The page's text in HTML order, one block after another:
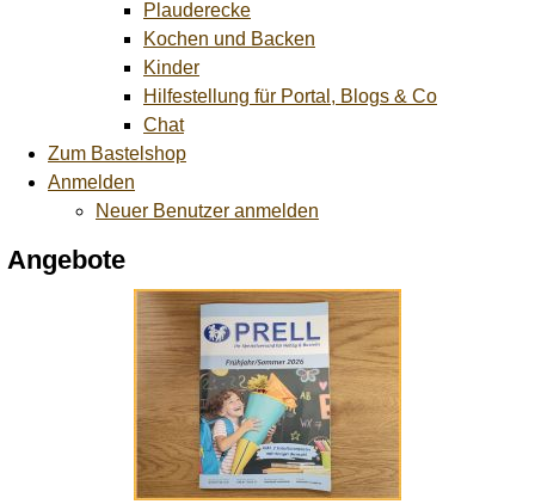
Plauderecke
Kochen und Backen
Kinder
Hilfestellung für Portal, Blogs & Co
Chat
Zum Bastelshop
Anmelden
Neuer Benutzer anmelden
Angebote